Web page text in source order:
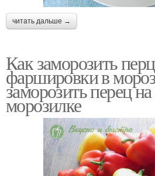
читать дальше →
Как заморозить
фаршировки в
заморозить перец
морозилке